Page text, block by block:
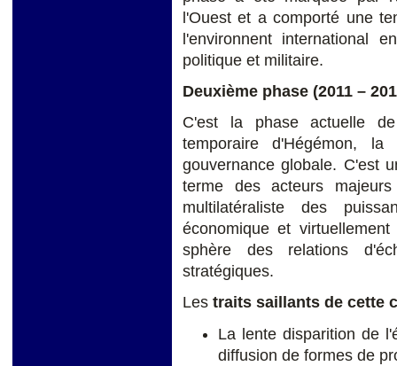
l'Ouest et a comporté une
l'environnent international
politique et militaire.
Deuxième phase (2011 –
C'est la phase actuelle
temporaire d'Hégémon,
gouvernance globale. C'est
terme des acteurs
multilatéraliste des
économique et
sphère des relations
stratégiques.
Les traits saillants de cette
La lente disparition de
diffusion de formes de